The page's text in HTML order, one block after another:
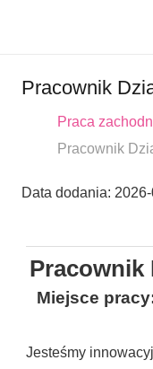
Pracownik
Praca
Pracownik
Data dodania:
Pracownik
Miejsce
Jesteśmy